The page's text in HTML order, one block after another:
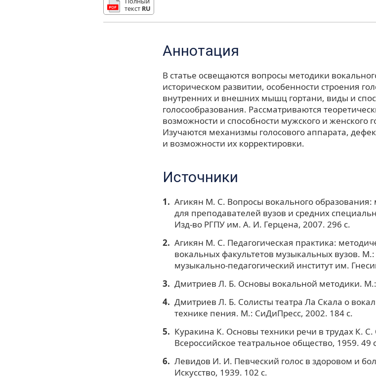
текст RU
Аннотация
В статье освещаются вопросы методики
историческом развитии, особенности строения
внутренних и внешних мышц гортани, виды и
голосообразования. Рассматриваются
возможности и способности мужского и женского
Изучаются механизмы голосового аппарата,
и возможности их корректировки.
Источники
Агикян М. С. Вопросы вокального
для преподавателей вузов и средних
Изд-во РГПУ им. А. И. Герцена, 2007. 296 с.
Агикян М. С. Педагогическая практика:
вокальных факультетов музыкальных вузов.
музыкально-педагогический институт им.
Дмитриев Л. Б. Основы вокальной методики.
Дмитриев Л. Б. Солисты театра Ла Скала о
технике пения. М.: СиДиПресс, 2002. 184 с.
Куракина К. Основы техники речи в трудах К. С.
Всероссийское театральное общество, 1959. 49
Левидов И. И. Певческий голос в здоровом и
Искусство, 1939. 102 с.